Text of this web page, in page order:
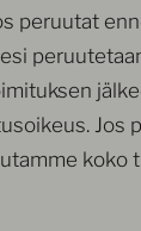
peruutat
Jos
koko